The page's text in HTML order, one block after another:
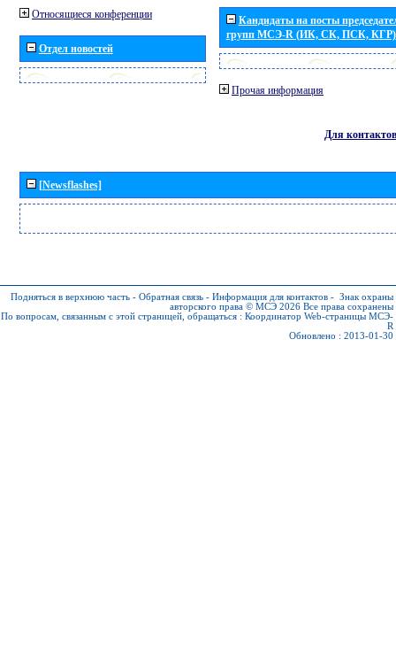
Относящиеся конференции
Отдел новостей
Кандидаты на посты
групп МСЭ-R (ИК, СК, ПСК, КГР)
Прочая информация
Для контактов
[Newsflashes]
Подняться в верхнюю часть - Обратная связь - Информация для контактов - Знак охраны
авторского права © МСЭ 2026 Все права сохранены
По вопросам, связанным с этой страницей, обращаться : Координатор Web-страницы МСЭ-
R
Обновлено : 2013-01-30